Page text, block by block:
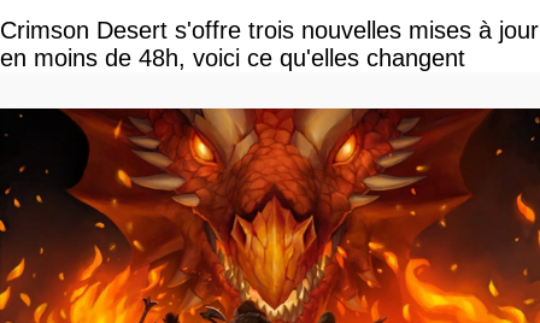
Crimson Desert s'offre trois nouvelles mises à jour
en moins de 48h, voici ce qu'elles changent